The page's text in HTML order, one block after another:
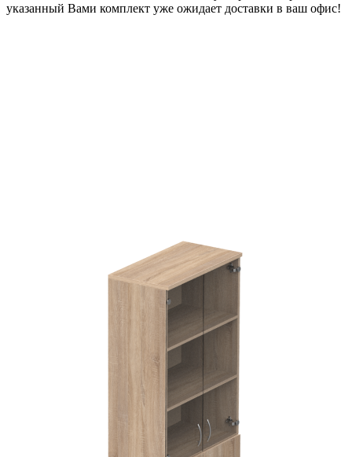
указанный Вами комплект уже ожидает доставки в ваш офис!